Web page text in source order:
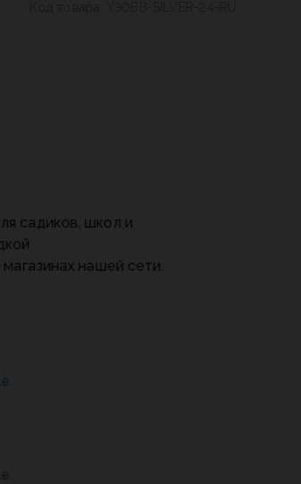
садиков, школ и
нашей сети.